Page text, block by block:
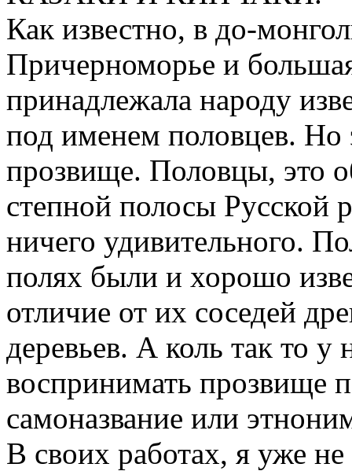
Как известно, в до-
Причерноморье и
принадлежала народу
под именем половцев. Но
прозвище. Половцы, это
степной полосы Русской
ничего удивительного.
полях были и хорошо
отличие от их соседей
деревьев. А коль так то у
воспринимать прозвище
самоназвание или
В своих работах, я уже